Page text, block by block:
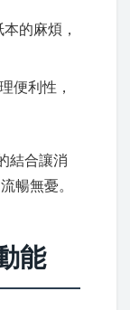
的麻煩，
便利性，
結合讓消
暢無憂。
能